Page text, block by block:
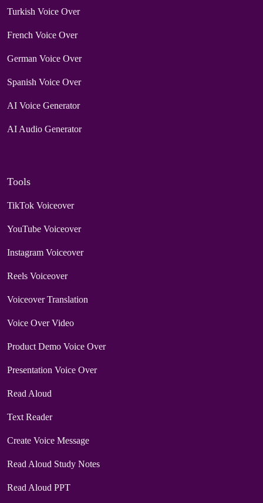
Turkish Voice Over
French Voice Over
German Voice Over
Spanish Voice Over
AI Voice Generator
AI Audio Generator
Tools
TikTok Voiceover
YouTube Voiceover
Instagram Voiceover
Reels Voiceover
Voiceover Translation
Voice Over Video
Product Demo Voice Over
Presentation Voice Over
Read Aloud
Text Reader
Create Voice Message
Read Aloud Study Notes
Read Aloud PPT